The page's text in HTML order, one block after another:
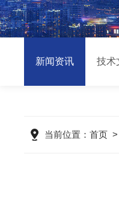
新闻资讯 技术
当前位置：首页 >